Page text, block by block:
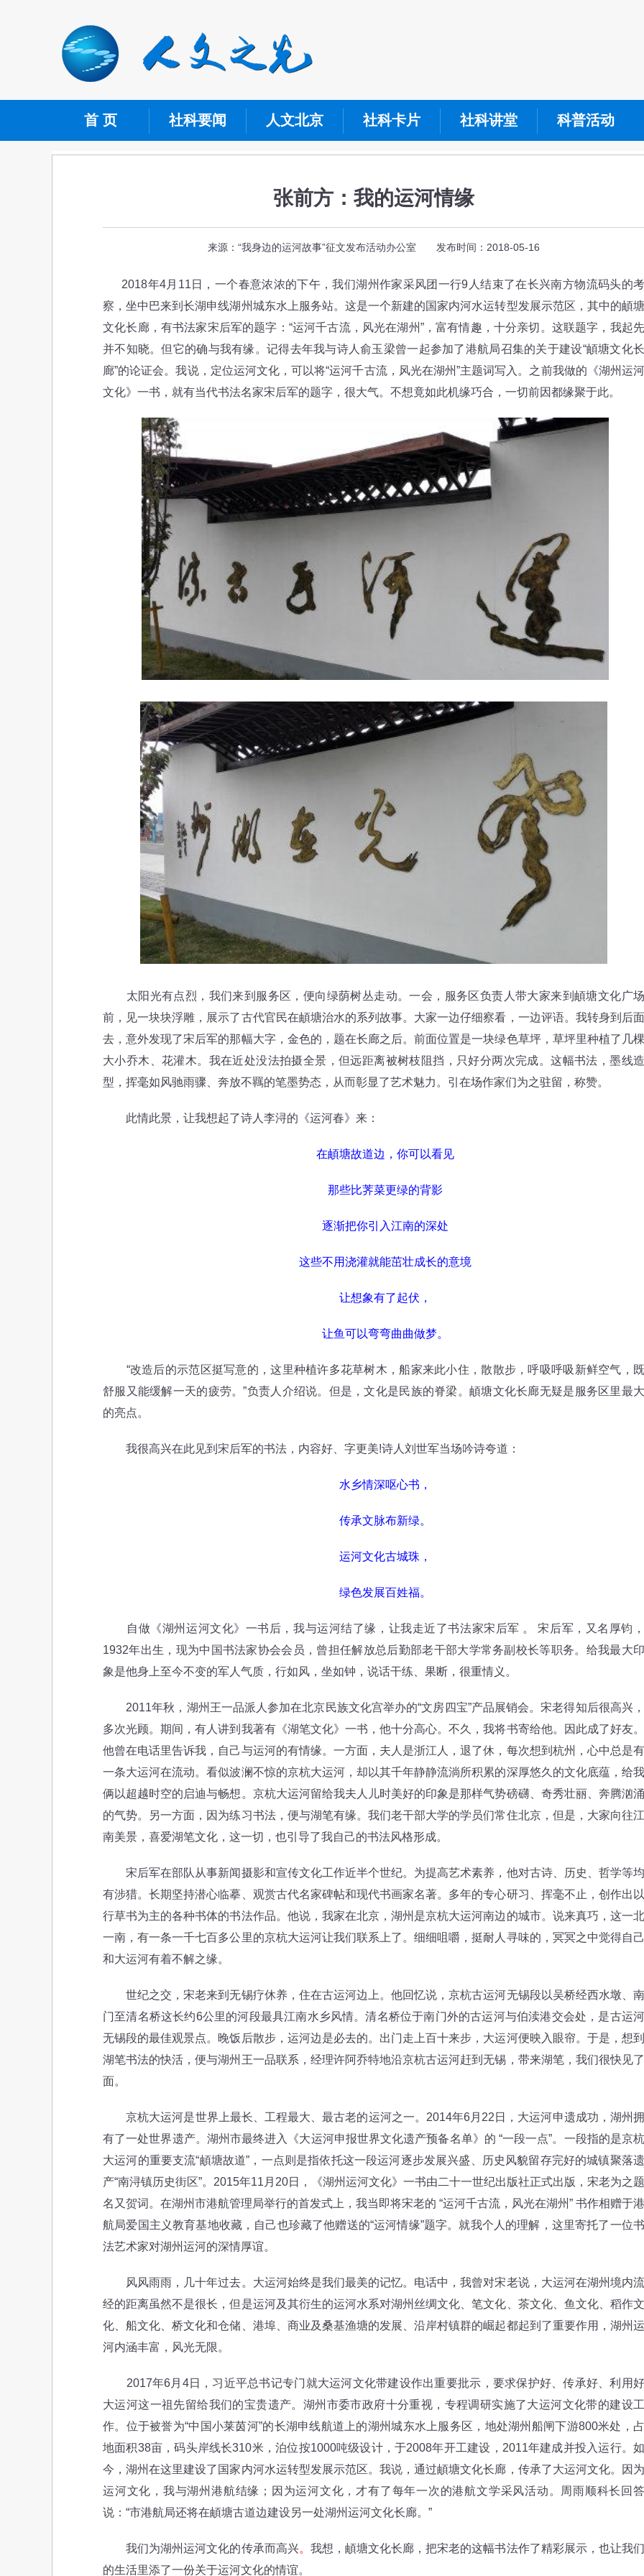
首 页 社科要闻 人文北京 社科卡片 社科讲堂 科普活动
张前方：我的运河情缘
来源：“我身边的运河故事”征文发布活动办公室 发布时间：2018-05-16
2018年4月11日，一个春意浓浓的下午，我们湖州作家采风团一行9人结束了在长兴南方物流码头的考
察，坐中巴来到长湖申线湖州城东水上服务站。这是一个新建的国家内河水运转型发展示范区，其中的頔塘
文化长廊，有书法家宋后军的题字：“运河千古流，风光在湖州”，富有情趣，十分亲切。这联题字，我起先
并不知晓。但它的确与我有缘。记得去年我与诗人俞玉梁曾一起参加了港航局召集的关于建设“頔塘文化长
廊”的论证会。我说，定位运河文化，可以将“运河千古流，风光在湖州”主题词写入。之前我做的《湖州运河
文化》一书，就有当代书法名家宋后军的题字，很大气。不想竟如此机缘巧合，一切前因都缘聚于此。
太阳光有点烈，我们来到服务区，便向绿荫树丛走动。一会，服务区负责人带大家来到頔塘文化广场
前，见一块块浮雕，展示了古代官民在頔塘治水的系列故事。大家一边仔细察看，一边评语。我转身到后面
去，意外发现了宋后军的那幅大字，金色的，题在长廊之后。前面位置是一块绿色草坪，草坪里种植了几棵
大小乔木、花灌木。我在近处没法拍摄全景，但远距离被树枝阻挡，只好分两次完成。这幅书法，墨线造
型，挥毫如风驰雨骤、奔放不羈的笔墨势态，从而彰显了艺术魅力。引在场作家们为之驻留，称赞。
此情此景，让我想起了诗人李浔的《运河春》来：
在頔塘故道边，你可以看见
那些比荠菜更绿的背影
逐渐把你引入江南的深处
这些不用浇灌就能茁壮成长的意境
让想象有了起伏，
让鱼可以弯弯曲曲做梦。
“改造后的示范区挺写意的，这里种植许多花草树木，船家来此小住，散散步，呼吸呼吸新鲜空气，既
舒服又能缓解一天的疲劳。”负责人介绍说。但是，文化是民族的脊梁。頔塘文化长廊无疑是服务区里最大
的亮点。
我很高兴在此见到宋后军的书法，内容好、字更美!诗人刘世军当场吟诗夸道：
水乡情深呕心书，
传承文脉布新绿。
运河文化古城珠，
绿色发展百姓福。
自做《湖州运河文化》一书后，我与运河结了缘，让我走近了书法家宋后军 。 宋后军，又名厚钧，
1932年出生，现为中国书法家协会会员，曾担任解放总后勤部老干部大学常务副校长等职务。给我最大印
象是他身上至今不变的军人气质，行如风，坐如钟，说话干练、果断，很重情义。
2011年秋，湖州王一品派人参加在北京民族文化宫举办的“文房四宝”产品展销会。宋老得知后很高兴，
多次光顾。期间，有人讲到我著有《湖笔文化》一书，他十分高心。不久，我将书寄给他。因此成了好友。
他曾在电话里告诉我，自己与运河的有情缘。一方面，夫人是浙江人，退了休，每次想到杭州，心中总是有
一条大运河在流动。看似波澜不惊的京杭大运河，却以其千年静静流淌所积累的深厚悠久的文化底蕴，给我
俩以超越时空的启迪与畅想。京杭大运河留给我夫人儿时美好的印象是那样气势磅礴、奇秀壮丽、奔腾汹涌
的气势。另一方面，因为练习书法，便与湖笔有缘。我们老干部大学的学员们常住北京，但是，大家向往江
南美景，喜爱湖笔文化，这一切，也引导了我自己的书法风格形成。
宋后军在部队从事新闻摄影和宣传文化工作近半个世纪。为提高艺术素养，他对古诗、历史、哲学等均
有涉猎。长期坚持潜心临摹、观赏古代名家碑帖和现代书画家名著。多年的专心研习、挥毫不止，创作出以
行草书为主的各种书体的书法作品。他说，我家在北京，湖州是京杭大运河南边的城市。说来真巧，这一北
一南，有一条一千七百多公里的京杭大运河让我们联系上了。细细咀嚼，挺耐人寻味的，冥冥之中觉得自己
和大运河有着不解之缘。
世纪之交，宋老来到无锡疗休养，住在古运河边上。他回忆说，京杭古运河无锡段以吴桥经西水墩、南
门至清名桥这长约6公里的河段最具江南水乡风情。清名桥位于南门外的古运河与伯渎港交会处，是古运河
无锡段的最佳观景点。晚饭后散步，运河边是必去的。出门走上百十来步，大运河便映入眼帘。于是，想到
湖笔书法的快活，便与湖州王一品联系，经理许阿乔特地沿京杭古运河赶到无锡，带来湖笔，我们很快见了
面。
京杭大运河是世界上最长、工程最大、最古老的运河之一。2014年6月22日，大运河申遗成功，湖州拥
有了一处世界遗产。湖州市最终进入《大运河申报世界文化遗产预备名单》的 “一段一点”。一段指的是京杭
大运河的重要支流“頔塘故道”，一点则是指依托这一段运河逐步发展兴盛、历史风貌留存完好的城镇聚落遗
产“南浔镇历史街区”。2015年11月20日，《湖州运河文化》一书由二十一世纪出版社正式出版，宋老为之题
名又贺词。在湖州市港航管理局举行的首发式上，我当即将宋老的 “运河千古流，风光在湖州” 书作相赠于港
航局爱国主义教育基地收藏，自己也珍藏了他赠送的“运河情缘”题字。就我个人的理解，这里寄托了一位书
法艺术家对湖州运河的深情厚谊。
风风雨雨，几十年过去。大运河始终是我们最美的记忆。电话中，我曾对宋老说，大运河在湖州境内流
经的距离虽然不是很长，但是运河及其衍生的运河水系对湖州丝绸文化、笔文化、茶文化、鱼文化、稻作文
化、船文化、桥文化和仓储、港埠、商业及桑基渔塘的发展、沿岸村镇群的崛起都起到了重要作用，湖州运
河内涵丰富，风光无限。
2017年6月4日，习近平总书记专门就大运河文化带建设作出重要批示，要求保护好、传承好、利用好
大运河这一祖先留给我们的宝贵遗产。湖州市委市政府十分重视，专程调研实施了大运河文化带的建设工
作。位于被誉为“中国小莱茵河”的长湖申线航道上的湖州城东水上服务区，地处湖州船闸下游800米处，占
地面积38亩，码头岸线长310米，泊位按1000吨级设计，于2008年开工建设，2011年建成并投入运行。如
今，湖州在这里建设了国家内河水运转型发展示范区。我说，通过頔塘文化长廊，传承了大运河文化。因为
运河文化，我与湖州港航结缘；因为运河文化，才有了每年一次的港航文学采风活动。周雨顺科长回答
说：“市港航局还将在頔塘古道边建设另一处湖州运河文化长廊。”
我们为湖州运河文化的传承而高兴。 我想，頔塘文化长廊，把宋老的这幅书法作了精彩展示，也让我们
的生活里添了一份关于运河文化的情谊。